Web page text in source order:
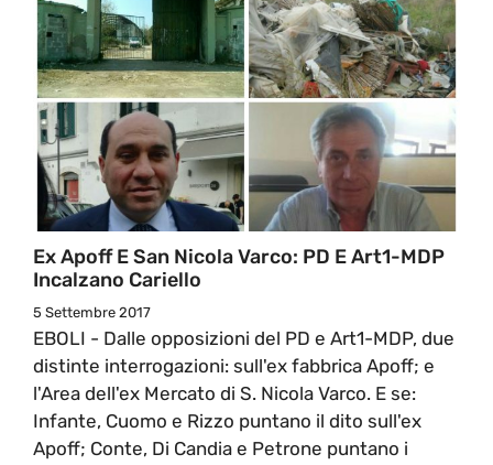
Ex Apoff E San Nicola Varco: PD E Art1-MDP
Incalzano Cariello
5 Settembre 2017
EBOLI - Dalle opposizioni del PD e Art1-MDP, due
distinte interrogazioni: sull'ex fabbrica Apoff; e
l'Area dell'ex Mercato di S. Nicola Varco. E se:
Infante, Cuomo e Rizzo puntano il dito sull'ex
Apoff; Conte, Di Candia e Petrone puntano i